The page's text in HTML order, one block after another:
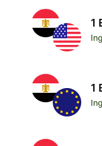
1
1